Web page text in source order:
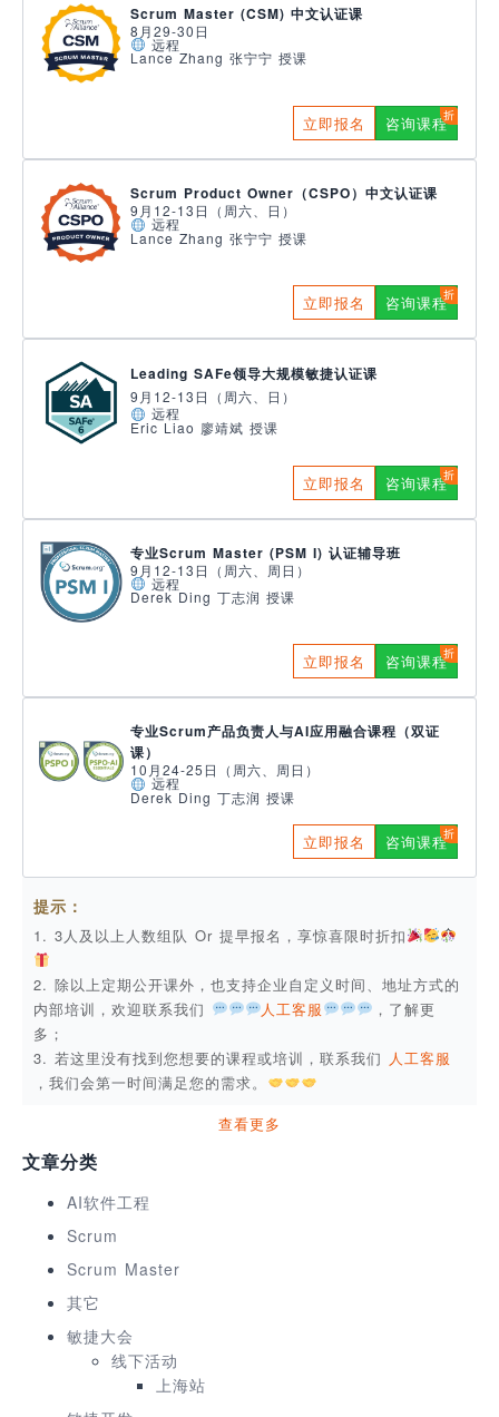
Scrum Master (CSM) 中文认证课
8月29-30日
远程
Lance Zhang 张宁宁 授课
立即报名 咨询课程
Scrum Product Owner（CSPO）中文认证课
9月12-13日（周六、日）
远程
Lance Zhang 张宁宁 授课
立即报名 咨询课程
Leading SAFe领导大规模敏捷认证课
9月12-13日（周六、日）
远程
Eric Liao 廖靖斌 授课
立即报名 咨询课程
专业Scrum Master (PSM I) 认证辅导班
9月12-13日（周六、周日）
远程
Derek Ding 丁志润 授课
立即报名 咨询课程
专业Scrum产品负责人与AI应用融合课程（双证
课）
10月24-25日（周六、周日）
远程
Derek Ding 丁志润 授课
立即报名 咨询课程
提示：
1. 3人及以上人数组队 Or 提早报名，享惊喜限时折扣
2. 除以上定期公开课外，也支持企业自定义时间、地址方式的
内部培训，欢迎联系我们
人工客服
，了解更
多；
3. 若这里没有找到您想要的课程或培训，联系我们 人工客服
，我们会第一时间满足您的需求。
查看更多
文章分类
AI软件工程
Scrum
Scrum Master
其它
敏捷大会
线下活动
上海站